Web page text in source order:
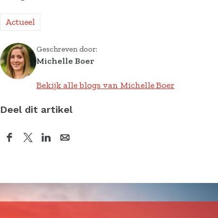
Actueel
Geschreven door:
Michelle Boer
Bekijk alle blogs van Michelle Boer
Deel dit artikel
D
e
D
e
D
e
D
e